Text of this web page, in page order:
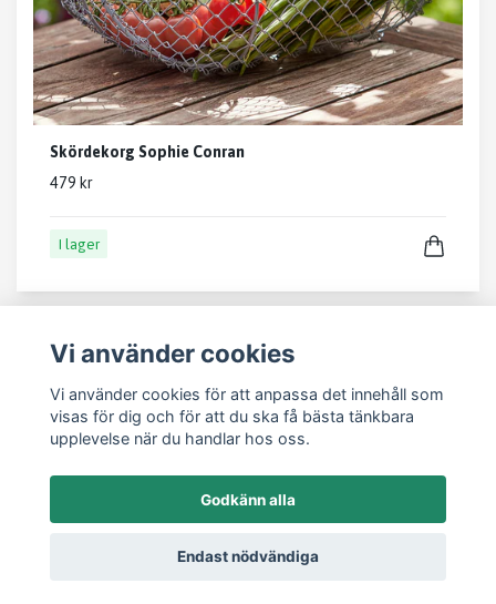
Skördekorg Sophie Conran
479 kr
I lager
Läs mer
Kontakt
Köpvillkor
Vi använder cookies
Vi använder cookies för att anpassa det innehåll som
visas för dig och för att du ska få bästa tänkbara
upplevelse när du handlar hos oss.
Godkänn alla
Endast nödvändiga